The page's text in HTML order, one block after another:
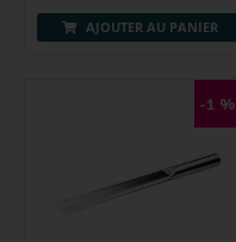
AJOUTER AU PANIER
-1 %